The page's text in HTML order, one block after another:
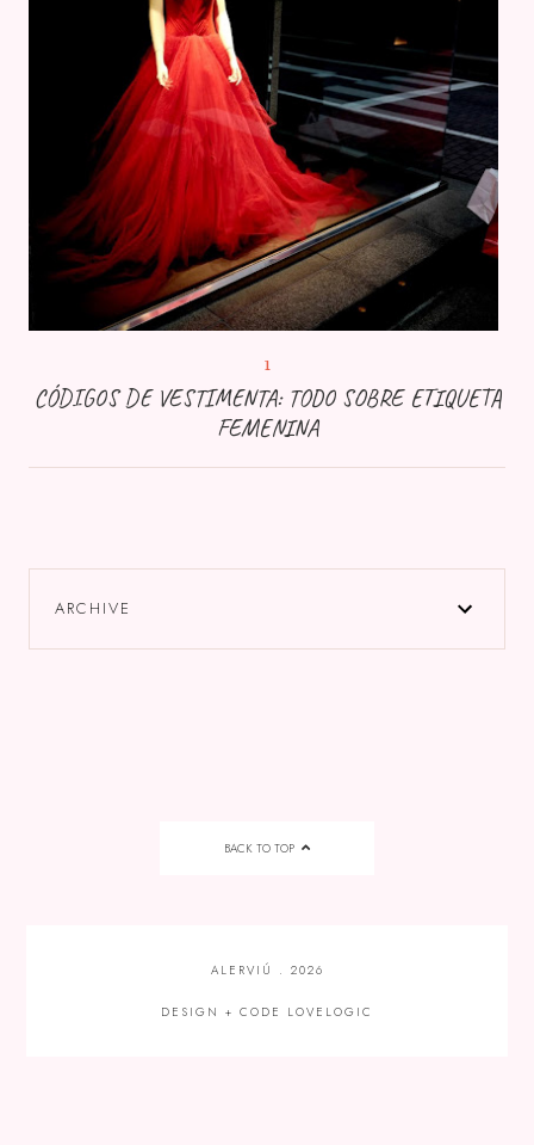
CÓDIGOS DE VESTIMENTA: TODO SOBRE ETIQUETA
FEMENINA
ARCHIVE
BACK TO TOP
ALERVIÚ . 2026
DESIGN + CODE LOVELOGIC